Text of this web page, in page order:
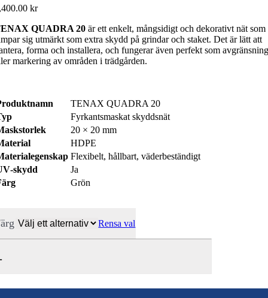
kr
QUADRA 20 är ett enkelt, mångsidigt och dekorativt nät som
sig utmärkt som extra skydd på grindar och staket. Det är lätt att
forma och installera, och fungerar även perfekt som
markering av områden i trädgården.
TENAX QUADRA 20
Fyrkantsmaskat skyddsnät
20 × 20 mm
HDPE
Flexibelt, hållbart, väderbeständigt
Ja
Grön
Rensa val